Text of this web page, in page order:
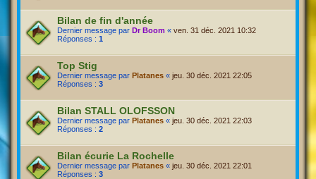
Bilan de fin d'année
Dernier message par Dr Boom « ven. 31 déc. 2021 10:32
Réponses : 1
Top Stig
Dernier message par Platanes « jeu. 30 déc. 2021 22:05
Réponses : 3
Bilan STALL OLOFSSON
Dernier message par Platanes « jeu. 30 déc. 2021 22:03
Réponses : 2
Bilan écurie La Rochelle
Dernier message par Platanes « jeu. 30 déc. 2021 22:01
Réponses : 3